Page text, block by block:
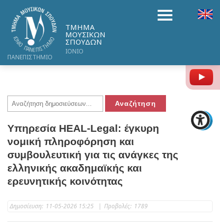
ΤΜΗΜΑ
ΜΟΥΣΙΚΩΝ
ΣΠΟΥΔΩΝ
ΙΟΝΙΟ
ΠΑΝΕΠΙΣΤΗΜΙΟ
Υπηρεσία HEAL-Legal: έγκυρη
νομική πληροφόρηση και
συμβουλευτική για τις ανάγκες της
ελληνικής ακαδημαϊκής και
ερευνητικής κοινότητας
Δημοσίευση: 11-05-2026 15:25 | Προβολές: 1789